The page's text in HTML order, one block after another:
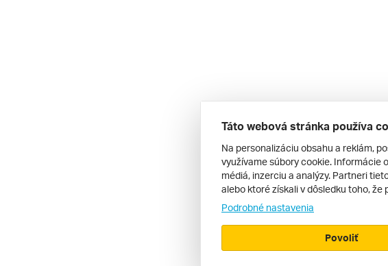
Táto webová stránka používa
Na personalizáciu obsahu a reklám,
využívame súbory cookie. Informácie
médiá, inzerciu a analýzy. Partneri
alebo ktoré získali v dôsledku toho, že
Podrobné nastavenia
Povoliť